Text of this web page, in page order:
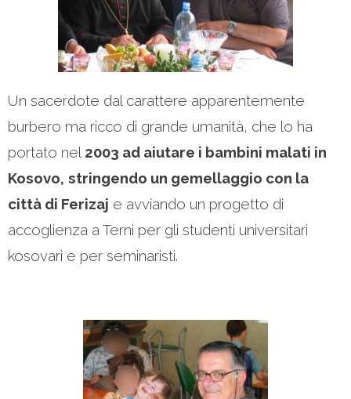
Un sacerdote dal carattere apparentemente
burbero ma ricco di grande umanità, che lo ha
portato nel 2003 ad aiutare i bambini malati in
Kosovo, stringendo un gemellaggio con la
città di Ferizaj e avviando un progetto di
accoglienza a Terni per gli studenti universitari
kosovari e per seminaristi.